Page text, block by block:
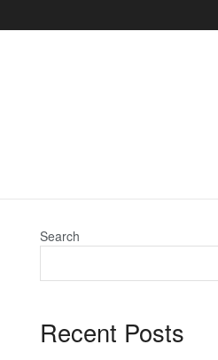
Search
Recent Posts